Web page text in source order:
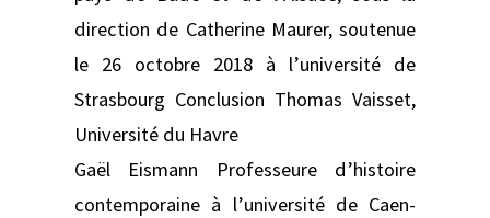
direction de Catherine Maurer, soutenue
le 26 octobre 2018 à l’université de
Strasbourg Conclusion Thomas Vaisset,
Université du Havre
Gaël Eismann Professeure d’histoire
contemporaine à l’université de Caen-